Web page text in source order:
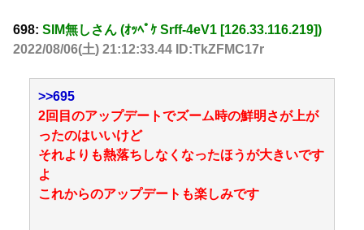
698: SIM無しさん (ｵｯﾍﾟｹ Srff-4eV1 [126.33.116.219])
2022/08/06(土) 21:12:33.44 ID:TkZFMC17r
>>695
2回目のアップデートでズーム時の鮮明さが上が
ったのはいいけど
それよりも熱落ちしなくなったほうが大きいです
よ
これからのアップデートも楽しみです